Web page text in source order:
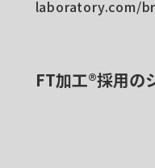
laboratory.com/
FT加工®︎採用の